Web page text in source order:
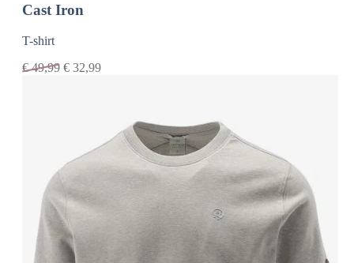
Cast Iron
T-shirt
€49,99 € 32,99